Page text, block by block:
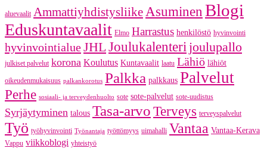
aluevaalit AmmattiyhdistysliikeAsuminen Blogi
Eduskuntavaalit Elmo Harrastus henkilöstö hyvinvointi
hyvinvointialueJHLJoulukalenterijoulupallo
julkiset palvelut korona Koulutus Kuntavaalit laatu Lähiö lähiöt
oikeudenmukaisuus palkankorotus Palkka palkkaus Palvelut
Perhe sosiaali- ja terveydenhuolto sote sote-palvelut sote-uudistus
Syrjäytyminen talous Tasa-arvo Terveys terveyspalvelut
Työ työhyvinvointi Työnantaja työttömyys uimahalli Vantaa Vantaa-Kerava
Vappu viikkoblogi yhteistyö